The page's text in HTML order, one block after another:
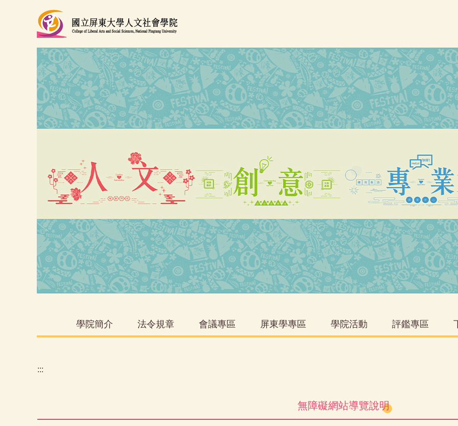
學院簡介 法令規章 會議專區 屏東學專區 學院活動 評鑑專區
:::
無障礙網站導覽說明